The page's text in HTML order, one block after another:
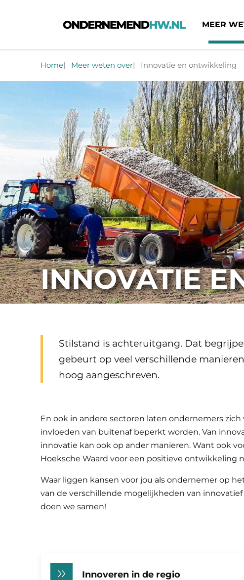
MEER
Home Meer weten over Innovatie en ontwikkeling
INNOVATIE
Stilstand is achteruitgang. Dat
gebeurt op veel verschillende
hoog aangeschreven.
En ook in andere sectoren laten ondernemers
invloeden van buitenaf beperkt worden. Van
innovatie kan ook op ander manieren. Want ook
Hoeksche Waard voor een positieve ontwikkeling
Waar liggen kansen voor jou als ondernemer op
van de verschillende mogelijkheden van
doen we samen!
Innoveren in de regio